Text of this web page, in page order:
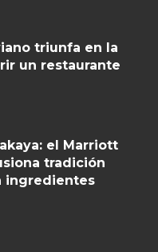
triunfa en la
un restaurante
el Marriott
tradición
ingredientes